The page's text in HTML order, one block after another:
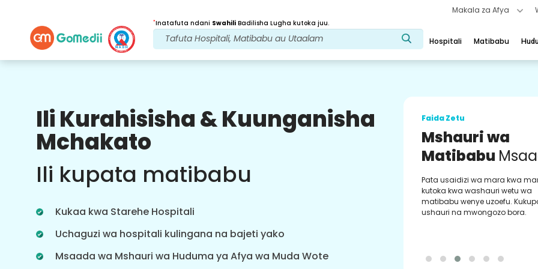
Makala za Afya
*Inatafuta ndani Swahili Badilisha Lugha kutoka juu.
Hospitali Matibabu
Ili Kurahisisha & Kuunganisha
Mchakato
Ili kupata matibabu
Kukaa kwa Starehe Hospitali
Uchaguzi wa hospitali kulingana na bajeti yako
Msaada wa Mshauri wa Huduma ya Afya wa Muda Wote
Faida Zetu
Baada ya
Matibabu ufuatiliaji
wa huduma
mgonjwa wa 24x7 na timu yetu
inayoshughulikia masuala yako kila
wakati. Taarifa za mara kwa mara
kuhusu mahitaji yako ya matibabu.
Faida Zetu
Mshauri wa
Matibabu
Pata usaidizi wa mara kwa
kutoka kwa washauri wetu wa
matibabu wenye uzoefu.
ushauri na mwongozo bora.